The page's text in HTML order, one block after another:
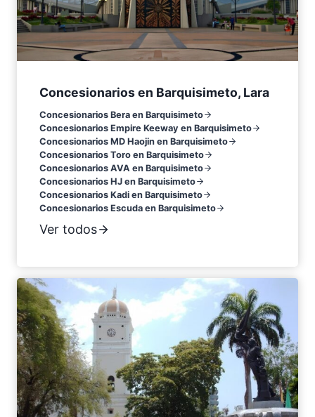
Concesionarios en Barquisimeto, Lara
Concesionarios Bera en Barquisimeto
Concesionarios Empire Keeway en Barquisimeto
Concesionarios MD Haojin en Barquisimeto
Concesionarios Toro en Barquisimeto
Concesionarios AVA en Barquisimeto
Concesionarios HJ en Barquisimeto
Concesionarios Kadi en Barquisimeto
Concesionarios Escuda en Barquisimeto
Ver todos